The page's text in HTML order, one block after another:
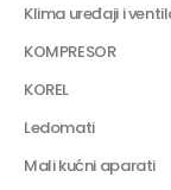
Klima uređaji i
KOMPRESOR
KOREL
Ledomati
Mali kućni aparati